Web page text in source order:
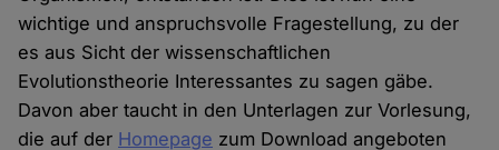
wichtige und anspruchsvolle Fragestellung, zu der
es aus Sicht der wissenschaftlichen
Evolutionstheorie Interessantes zu sagen gäbe.
Davon aber taucht in den Unterlagen zur Vorlesung,
die auf der Homepage zum Download angeboten